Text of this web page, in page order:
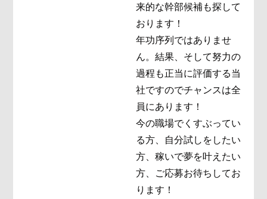
来的な幹部候補も探して
おります！
年功序列ではありませ
ん。結果、そして努力の
過程も正当に評価する当
社ですのでチャンスは全
員にあります！
今の職場でくすぶってい
る方、自分試しをしたい
方、稼いで夢を叶えたい
方、ご応募お待ちしてお
ります！